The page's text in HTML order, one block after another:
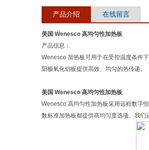
产品介绍 在线留言
美国 Wenesco 高均匀性加热板
产品信息：
Wenesco 加热板可用于在受控温度条件
阳极氧化铝板提供高效、均匀的热传递。
美国 Wenesco 高均匀性加热板
Wenesco 高均匀性加热板采用远程数字
数标准加热板都提供高均匀度选项。我们